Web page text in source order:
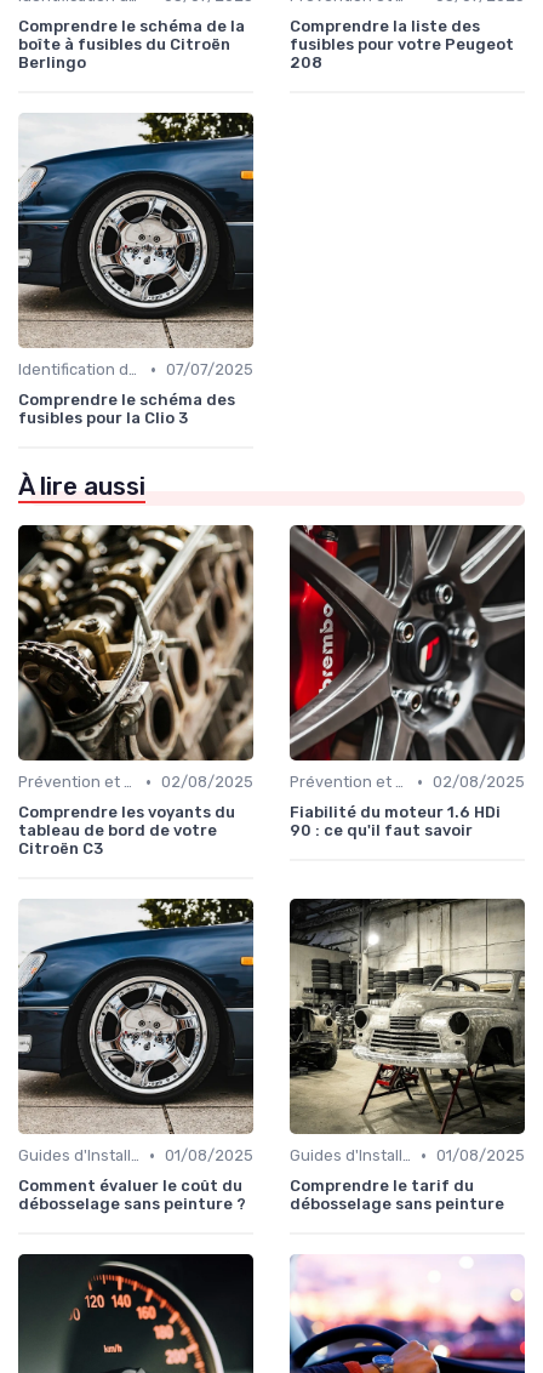
Comprendre le schéma de la
boîte à fusibles du Citroën
Berlingo
Comprendre la liste des
fusibles pour votre Peugeot
208
Identification de la Pièce Nécessaire • 07/07/2025
Comprendre le schéma des
fusibles pour la Clio 3
À lire aussi
Prévention et Diagnostic des Pannes • 02/08/2025
Comprendre les voyants du
tableau de bord de votre
Citroën C3
Prévention et Diagnostic des Pannes • 02/08/2025
Fiabilité du moteur 1.6 HDi
90 : ce qu'il faut savoir
Guides d'Installation et de Réparation • 01/08/2025
Comment évaluer le coût du
débosselage sans peinture ?
Guides d'Installation et de Réparation • 01/08/2025
Comprendre le tarif du
débosselage sans peinture